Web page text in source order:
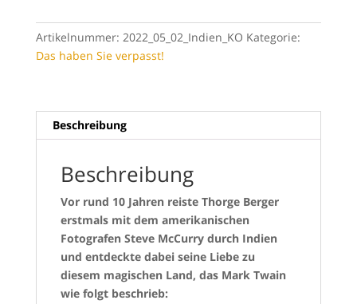
Artikelnummer: 2022_05_02_Indien_KO Kategorie:
Das haben Sie verpasst!
Beschreibung
Beschreibung
Vor rund 10 Jahren reiste Thorge Berger
erstmals mit dem amerikanischen
Fotografen Steve McCurry durch Indien
und entdeckte dabei seine Liebe zu
diesem magischen Land, das Mark Twain
wie folgt beschrieb: